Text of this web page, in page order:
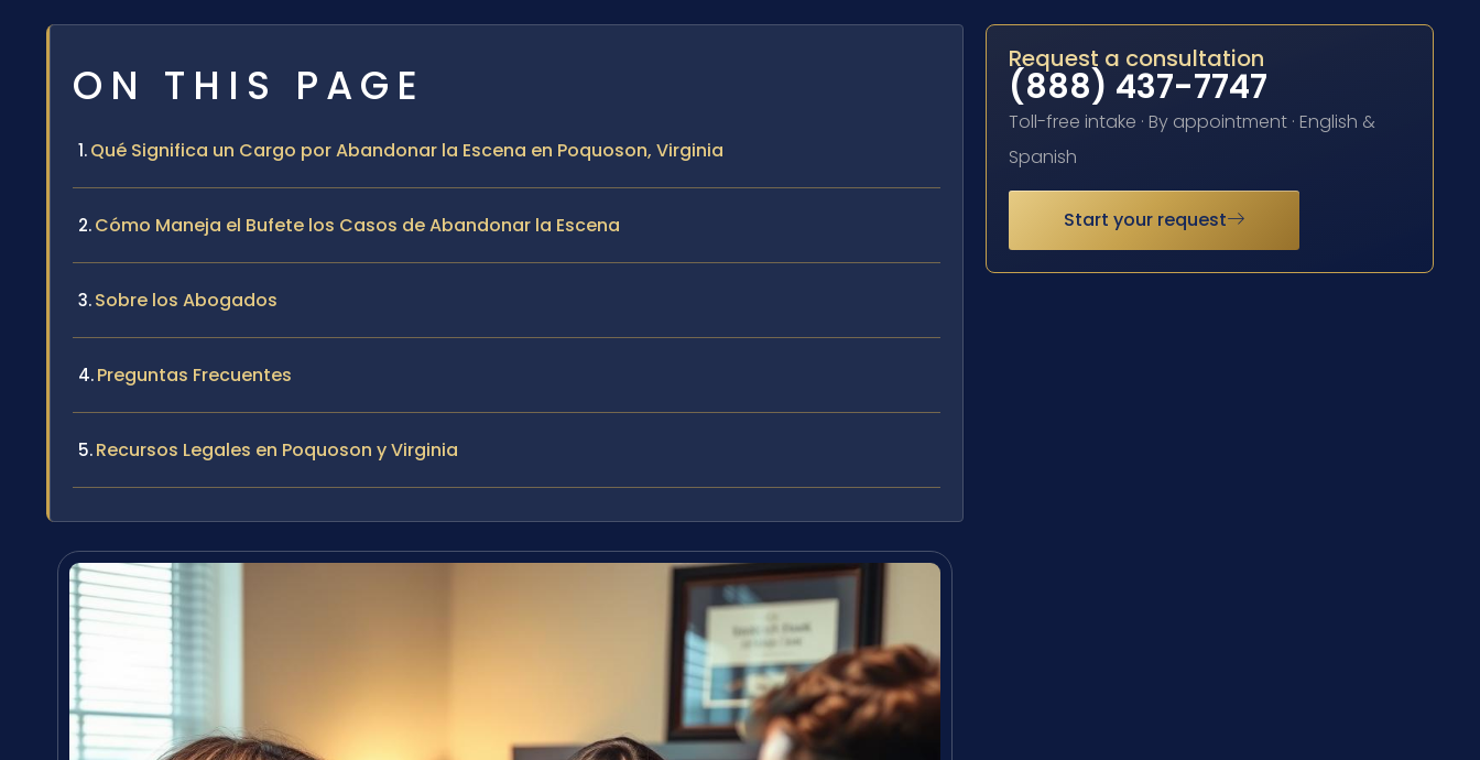
ON THIS PAGE
Qué Significa un Cargo por Abandonar la Escena en Poquoson, Virginia
Cómo Maneja el Bufete los Casos de Abandonar la Escena
Sobre los Abogados
Preguntas Frecuentes
Recursos Legales en Poquoson y Virginia
Request a consultation
(888) 437-7747
Toll-free intake · By appointment · English &
Spanish
Start your request